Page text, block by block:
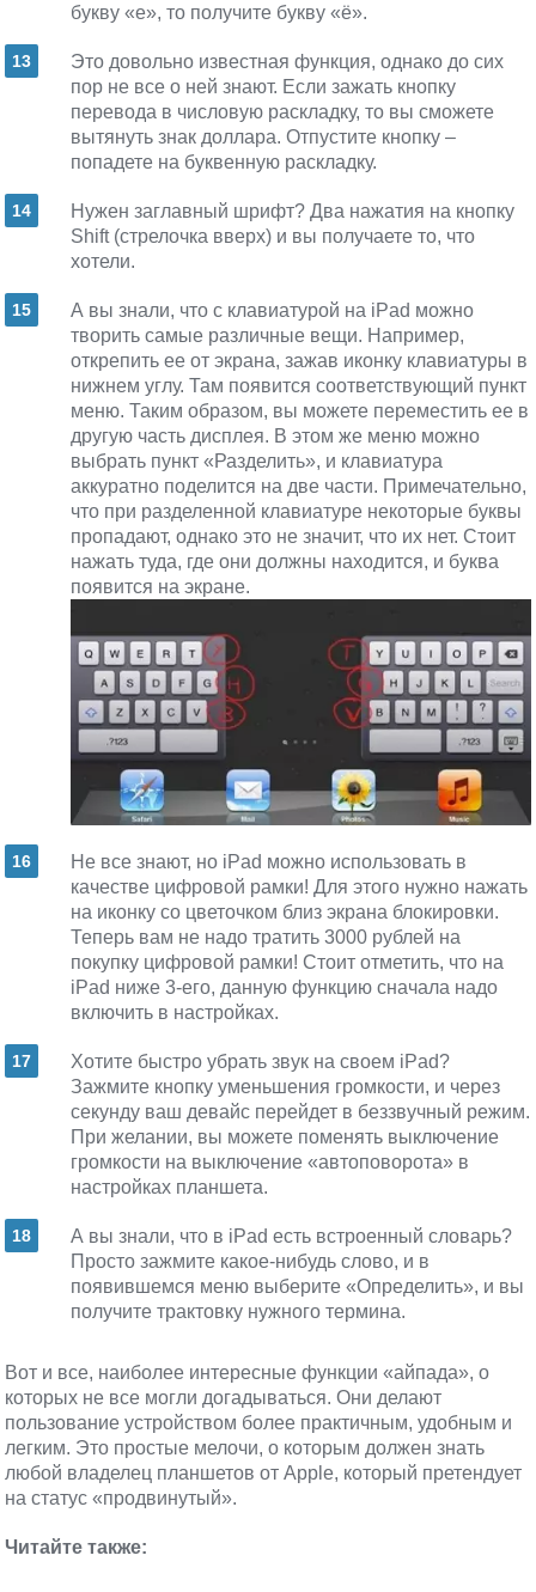
букву «е», то получите букву «ё».
Это довольно известная функция, однако до сих
пор не все о ней знают. Если зажать кнопку
перевода в числовую раскладку, то вы сможете
вытянуть знак доллара. Отпустите кнопку –
попадете на буквенную раскладку.
Нужен заглавный шрифт? Два нажатия на кнопку
Shift (стрелочка вверх) и вы получаете то, что
хотели.
А вы знали, что с клавиатурой на iPad можно
творить самые различные вещи. Например,
открепить ее от экрана, зажав иконку клавиатуры в
нижнем углу. Там появится соответствующий пункт
меню. Таким образом, вы можете переместить ее в
другую часть дисплея. В этом же меню можно
выбрать пункт «Разделить», и клавиатура
аккуратно поделится на две части. Примечательно,
что при разделенной клавиатуре некоторые буквы
пропадают, однако это не значит, что их нет. Стоит
нажать туда, где они должны находится, и буква
появится на экране.
Не все знают, но iPad можно использовать в
качестве цифровой рамки! Для этого нужно нажать
на иконку со цветочком близ экрана блокировки.
Теперь вам не надо тратить 3000 рублей на
покупку цифровой рамки! Стоит отметить, что на
iPad ниже 3-его, данную функцию сначала надо
включить в настройках.
Хотите быстро убрать звук на своем iPad?
Зажмите кнопку уменьшения громкости, и через
секунду ваш девайс перейдет в беззвучный режим.
При желании, вы можете поменять выключение
громкости на выключение «автоповорота» в
настройках планшета.
А вы знали, что в iPad есть встроенный словарь?
Просто зажмите какое-нибудь слово, и в
появившемся меню выберите «Определить», и вы
получите трактовку нужного термина.
Вот и все, наиболее интересные функции «айпада», о
которых не все могли догадываться. Они делают
пользование устройством более практичным, удобным и
легким. Это простые мелочи, о которым должен знать
любой владелец планшетов от Apple, который претендует
на статус «продвинутый».
Читайте также: